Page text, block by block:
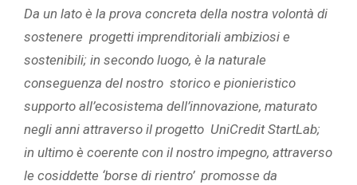
Da un lato è la prova concreta della nostra volontà di
sostenere progetti imprenditoriali ambiziosi e
sostenibili; in secondo luogo, è la naturale
conseguenza del nostro storico e pionieristico
supporto all’ecosistema dell’innovazione, maturato
negli anni attraverso il progetto UniCredit StartLab;
in ultimo è coerente con il nostro impegno, attraverso
le cosiddette ‘borse di rientro’ promosse da